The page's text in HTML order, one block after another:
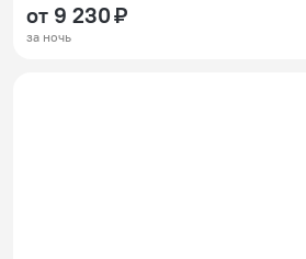
от 9 230 ₽
за ночь